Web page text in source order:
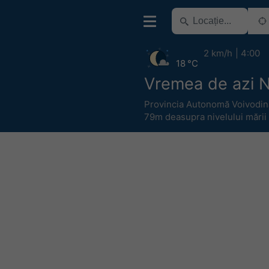
Vremea de azi
Provincia Autonomă
79m deasupra nivelului mării
18 °C
2 km/h 4:00